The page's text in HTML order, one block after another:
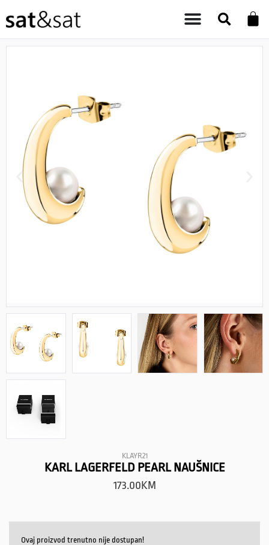
KLAYR21
KARL LAGERFELD PEARL NAUŠNICE
173.00KM
Ovaj proizvod trenutno nije dostupan!